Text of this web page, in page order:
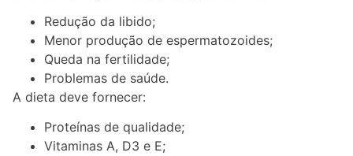
Redução da libido;
Menor produção de espermatozoides;
Queda na fertilidade;
Problemas de saúde.
A dieta deve fornecer:
Proteínas de qualidade;
Vitaminas A, D3 e E;